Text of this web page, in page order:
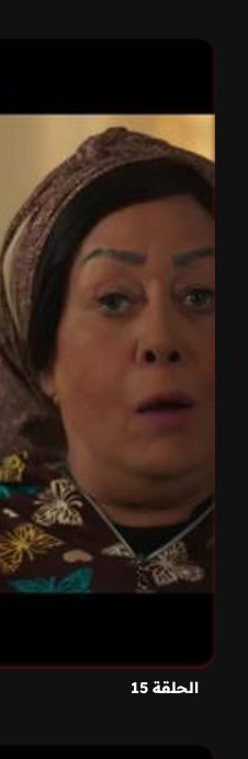
الحلقة 15